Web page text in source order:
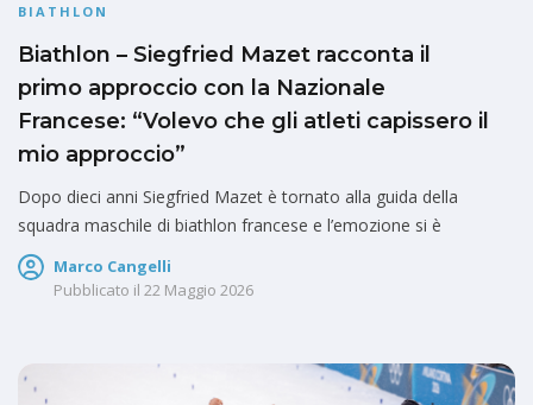
BIATHLON
Biathlon – Siegfried Mazet racconta il
primo approccio con la Nazionale
Francese: “Volevo che gli atleti capissero il
mio approccio”
Dopo dieci anni Siegfried Mazet è tornato alla guida della
squadra maschile di biathlon francese e l’emozione si è
Marco Cangelli
Pubblicato il 22 Maggio 2026